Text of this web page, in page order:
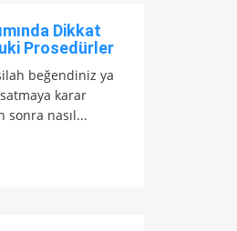
Dikkat
Prosedürler
beğendiniz ya
karar
nasıl...